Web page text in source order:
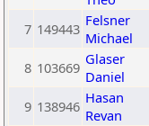
7 149443 Felsner
Michael
8 103669 Glaser
Daniel
9 138946 Hasan
Revan